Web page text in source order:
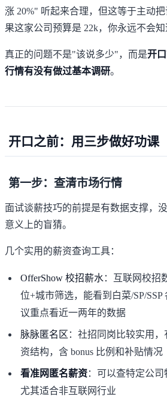
涨 20%" 听起来合理，但这等于主动
果这家公司预算是 22k，你永远不会知
真正的问题不是"该说多少"，而是开
行情有没有做过基本调研。
开口之前：用三步做好功课
第一步：查清市场行情
面试谈薪技巧的前提是有数据支撑，
意义上的盲猜。
几个实用的薪资查询工具：
OfferShow 校招薪水 ：互联网校招
位+城市筛选，能看到白菜/SP/
议重点看近一两年的数据
脉脉匿名区 ：社招同岗比较实用
资结构，含 bonus 比例和补贴情况
看准网匿名薪资：可以查特定公司
尤其适合非互联网行业